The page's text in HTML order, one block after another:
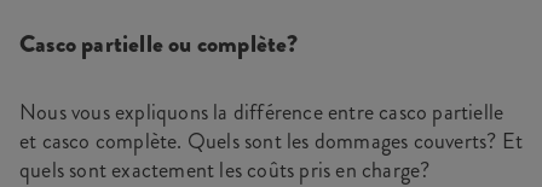
Casco partielle ou complète?
Nous vous expliquons la différence entre casco partielle
et casco complète. Quels sont les dommages couverts? Et
quels sont exactement les coûts pris en charge?